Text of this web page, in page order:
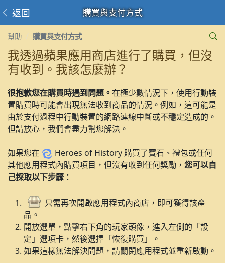
購買與支付方式
返回
幫助 購買與支付方式
我透過蘋果應用商店進行了購買，但沒
有收到。我該怎麼辦？
很抱歉您在購買時遇到問題。 在極少數情況下，使用行動裝
置購買時可能會出現無法收到商品的情況。例如，這可能是
由於支付過程中行動裝置的網路連線中斷或不穩定造成的。
但請放心，我們會盡力幫您解決。
如果您在
Heroes of History 購買了寶石、禮包或任何
其他應用程式內購買項目，但沒有收到任何獎勵， 您可以自
己採取以下步驟 ：
只需再次開啟應用程式內商店，即可獲得該產
品。
開放選單，點擊右下角的玩家頭像，進入左側的「設
定」選項卡，然後選擇「恢復購買」。
如果這樣無法解決問題，請關閉應用程式並重新啟動。